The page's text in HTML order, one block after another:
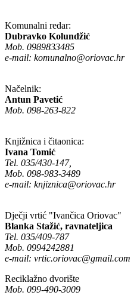
Komunalni redar:
Dubravko Kolundžić
Mob. 0989833485
e-mail: komunalno@oriovac.hr
Načelnik:
Antun Pavetić
Mob. 098-263-822
Knjižnica i čitaonica:
Ivana Tomić
Tel. 035/430-147,
Mob. 098-983-3489
e-mail: knjiznica@oriovac.hr
Dječji vrtić "Ivančica Oriovac"
Blanka Stažić, ravnateljica
Tel. 035/409-787
Mob. 0994242881
e-mail: vrtic.oriovac@gmail.com
Reciklažno dvorište
Mob. 099-490-3009